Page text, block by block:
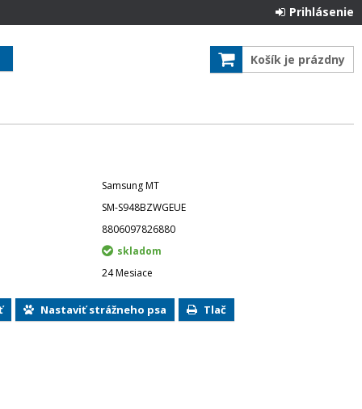
Prihlásenie
Košík je prázdny
Samsung MT
SM-S948BZWGEUE
8806097826880
skladom
24 Mesiace
Nastaviť strážneho psa Tlač